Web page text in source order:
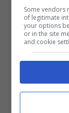
delle dieci
Some vendors
of legitimate
your options
or in the site
and cookie